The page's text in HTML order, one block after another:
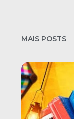
MAIS POSTS